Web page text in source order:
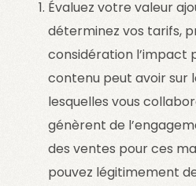
Évaluez votre valeur
déterminez vos tarifs,
considération l’impact
contenu peut avoir sur
lesquelles vous
génèrent de
des ventes pour ces
pouvez légitimement